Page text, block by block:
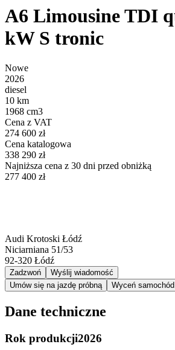
A6 Limousine TDI
kW S tronic
Nowe
2026
diesel
10 km
1968 cm3
Cena z VAT
274 600 zł
Cena katalogowa
338 290 zł
Najniższa cena z 30 dni przed obniżką
277 400 zł
Audi Krotoski Łódź
Niciarniana 51/53
92-320 Łódź
Zadzwoń
Wyślij wiadomość
Umów się na jazdę próbną
Wyceń
Dane techniczne
Rok produkcji2026